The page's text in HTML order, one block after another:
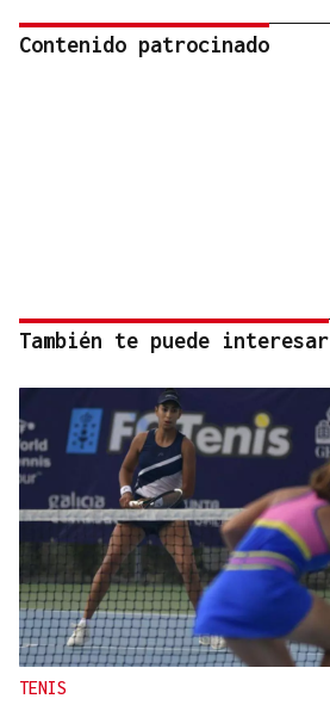
Contenido patrocinado
También te puede interesar
TENIS